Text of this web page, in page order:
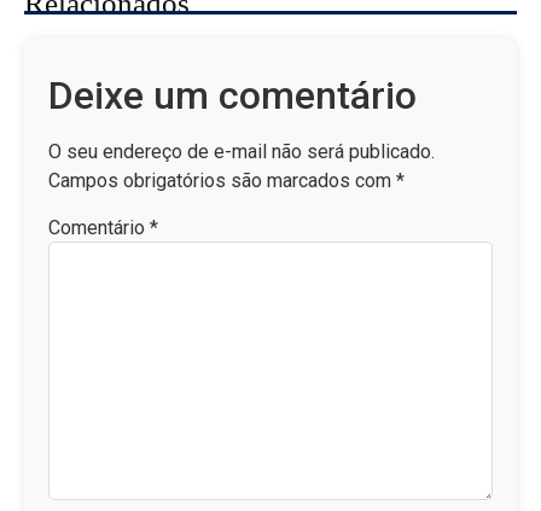
Deixe um comentário
O seu endereço de e-mail não será publicado.
Campos obrigatórios são marcados com *
Comentário *